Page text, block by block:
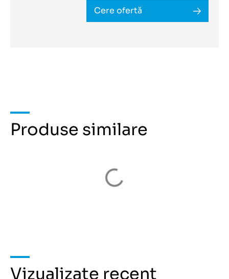
Cere ofertă
Produse similare
Vizualizate recent